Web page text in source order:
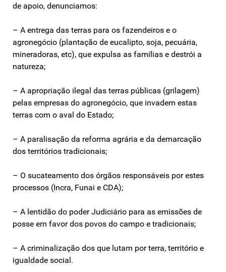
de apoio, denunciamos:
– A entrega das terras para os fazendeiros e o
agronegócio (plantação de eucalipto, soja, pecuária,
mineradoras, etc), que expulsa as famílias e destrói a
natureza;
– A apropriação ilegal das terras públicas (grilagem)
pelas empresas do agronegócio, que invadem estas
terras com o aval do Estado;
– A paralisação da reforma agrária e da demarcação
dos territórios tradicionais;
– O sucateamento dos órgãos responsáveis por estes
processos (Incra, Funai e CDA);
– A lentidão do poder Judiciário para as emissões de
posse em favor dos povos do campo e tradicionais;
– A criminalização dos que lutam por terra, território e
igualdade social.